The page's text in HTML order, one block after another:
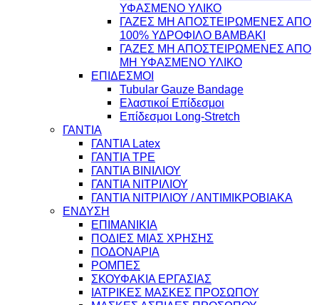
ΥΦΑΣΜΕΝΟ ΥΛΙΚΟ
ΓΑΖΕΣ ΜΗ ΑΠΟΣΤΕΙΡΩΜΕΝΕΣ ΑΠΟ
100% ΥΔΡΟΦΙΛΟ ΒΑΜΒΑΚΙ
ΓΑΖΕΣ ΜΗ ΑΠΟΣΤΕΙΡΩΜΕΝΕΣ ΑΠΟ
ΜΗ ΥΦΑΣΜΕΝΟ ΥΛΙΚΟ
ΕΠΙΔΕΣΜΟΙ
Tubular Gauze Bandage
Ελαστικοί Επίδεσμοι
Επίδεσμοι Long-Stretch
ΓΑΝΤΙΑ
ΓΑΝΤΙΑ Latex
ΓΑΝΤΙΑ TPE
ΓΑΝΤΙΑ ΒΙΝΙΛΙΟΥ
ΓΑΝΤΙΑ ΝΙΤΡΙΛΙΟΥ
ΓΑΝΤΙΑ ΝΙΤΡΙΛΙΟΥ / ΑΝΤΙΜΙΚΡΟΒΙΑΚΑ
ΕΝΔΥΣΗ
ΕΠΙΜΑΝΙΚΙΑ
ΠΟΔΙΕΣ ΜΙΑΣ ΧΡΗΣΗΣ
ΠΟΔΟΝΑΡΙΑ
ΡΟΜΠΕΣ
ΣΚΟΥΦΑΚΙΑ ΕΡΓΑΣΙΑΣ
ΙΑΤΡΙΚΕΣ ΜΑΣΚΕΣ ΠΡΟΣΩΠΟΥ